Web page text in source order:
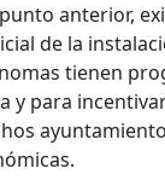
anterior,
de la
tienen
y para